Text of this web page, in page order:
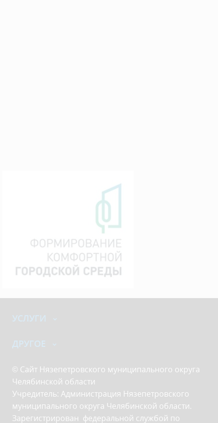
УСЛУГИ
ДРУГОЕ
© Сайт Нязепетровского муниципального округа
Челябинской области
Учредитель: Администрация Нязепетровского
муниципального округа Челябинской области.
Зарегистрирован федеральной службой по